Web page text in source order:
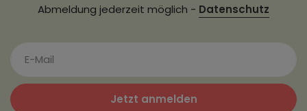
Abmeldung jederzeit möglich - Datenschutz
Jetzt anmelden